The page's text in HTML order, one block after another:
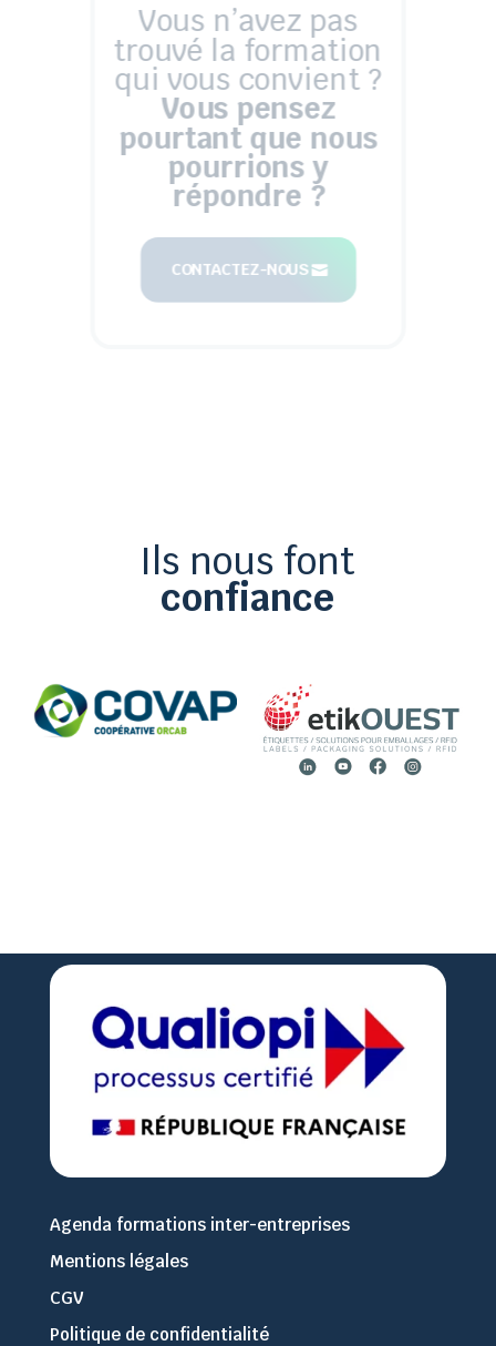
Vous n’avez pas
trouvé la formation
qui vous convient ?
Vous pensez
pourtant que nous
pourrions y
répondre ?
CONTACTEZ-NOUS
Ils nous font
confiance
Agenda formations inter-entreprises
Mentions légales
CGV
Politique de confidentialité